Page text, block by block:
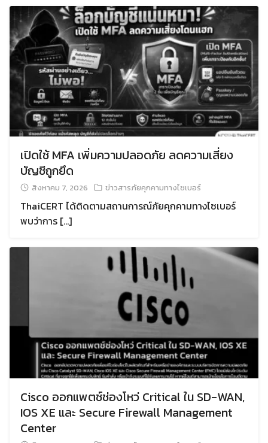
เปิดใช้ MFA เพิ่มความปลอดภัย ลดความเสี่ยง
บัญชีถูกยึด
สิงหาคม 7, 2026 ข่าวสารภัยคุกคามทางไซเบอร์
ThaiCERT ได้ติดตามสถานการณ์ภัยคุกคามทางไซเบอร์
พบว่าการ […]
Cisco ออกแพตช์ช่องโหว่ Critical ใน SD-WAN,
IOS XE และ Secure Firewall Management
Center